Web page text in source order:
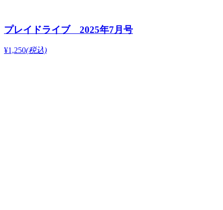
プレイドライブ 2025年7月号
¥1,250(税込)